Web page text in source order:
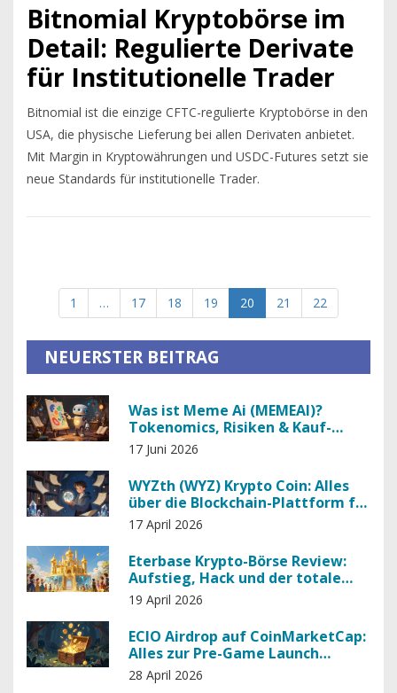
Bitnomial Kryptobörse im
Detail: Regulierte Derivate
für Institutionelle Trader
Bitnomial ist die einzige CFTC-regulierte Kryptobörse in den
USA, die physische Lieferung bei allen Derivaten anbietet.
Mit Margin in Kryptowährungen und USDC-Futures setzt sie
neue Standards für institutionelle Trader.
1 … 17 18 19 20 21 22
NEUERSTER BEITRAG
Was ist Meme Ai (MEMEAI)?
Tokenomics, Risiken & Kauf-
Anleitung
17 Juni 2026
WYZth (WYZ) Krypto Coin: Alles
über die Blockchain-Plattform für
Identitäten
17 April 2026
Eterbase Krypto-Börse Review:
Aufstieg, Hack und der totale
Absturz
19 April 2026
ECIO Airdrop auf CoinMarketCap:
Alles zur Pre-Game Launch
Kampagne
28 April 2026